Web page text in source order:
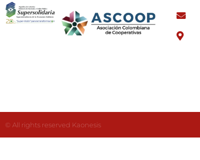
© All rights reserved Kaonesis